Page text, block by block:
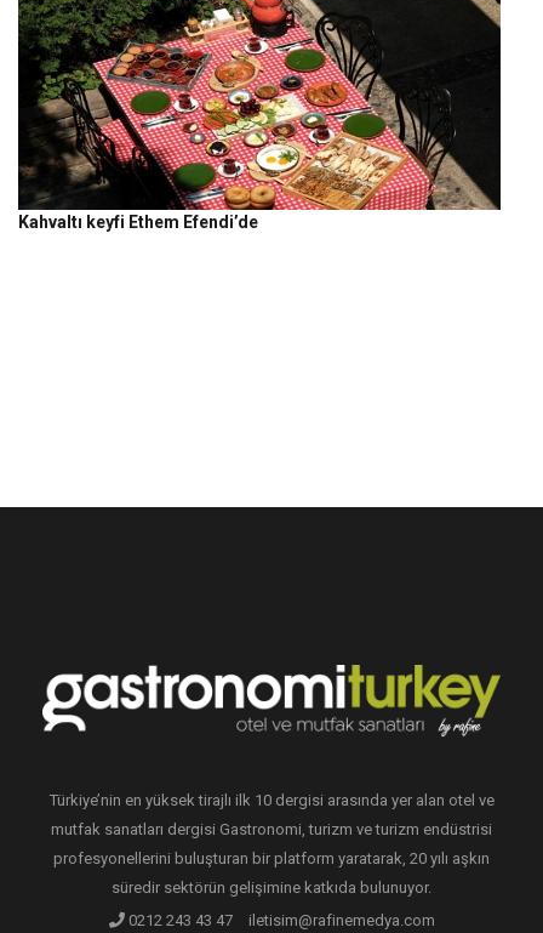
Kahvaltı keyfi Ethem Efendi’de
Türkiye’nin en yüksek tirajlı ilk 10 dergisi arasında yer alan otel ve
mutfak sanatları dergisi Gastronomi, turizm ve turizm endüstrisi
profesyonellerini buluşturan bir platform yaratarak, 20 yılı aşkın
süredir sektörün gelişimine katkıda bulunuyor.
0212 243 43 47
iletisim@rafinemedya.com